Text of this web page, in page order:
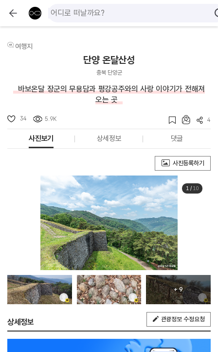
여행지
단양 온달산성
충북 단양군
바보온달 장군의 무용담과 평강공주와의 사랑 이야기가 전해져
오는 곳
34 5.9K 4
사진보기 상세정보 댓글
사진등록하기
1/ 10
+ 9
상세정보 관광정보 수정요청